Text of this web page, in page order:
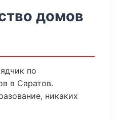
домов
по
в Саратов.
никаких